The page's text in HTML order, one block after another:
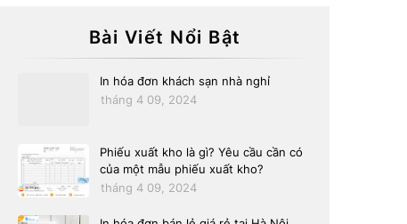
Bài Viết Nổi Bật
In hóa đơn khách sạn nhà nghỉ
tháng 4 09, 2024
Phiếu xuất kho là gì? Yêu cầu cần có
của một mẫu phiếu xuất kho?
tháng 4 09, 2024